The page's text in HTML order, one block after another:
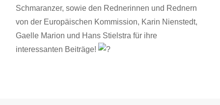
Schmaranzer, sowie den Rednerinnen und Rednern
von der Europäischen Kommission, Karin Nienstedt,
Gaelle Marion und Hans Stielstra für ihre
interessanten Beiträge!